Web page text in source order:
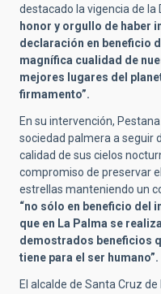
destacado la vigencia de la
honor y orgullo de haber
declaración en beneficio
magnífica cualidad de
mejores lugares del
firmamento”.
En su intervención,
sociedad palmera a seguir
calidad de sus cielos
compromiso de preservar
estrellas manteniendo un
“no sólo en beneficio del
que en La Palma se
demostrados beneficios
tiene para el ser humano”.
El alcalde de Santa Cruz